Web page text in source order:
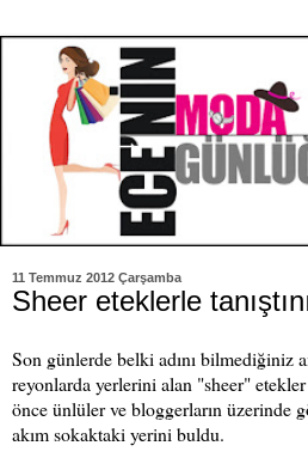
11 Temmuz 2012 Çarşamba
Sheer eteklerle
Son günlerde belki adını bilmediğiniz
reyonlarda yerlerini alan "sheer"
önce ünlüler ve bloggerların üzerinde
akım sokaktaki yerini buldu.